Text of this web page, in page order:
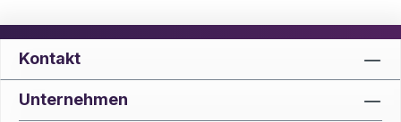
Kontakt
Unternehmen